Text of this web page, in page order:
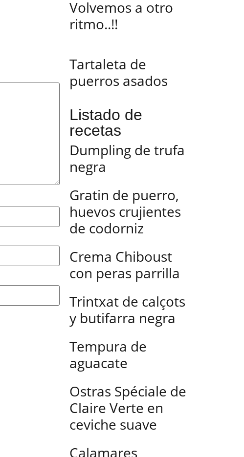
Volvemos a otro
ritmo..!!
Tartaleta de
puerros asados
Listado de
recetas
Dumpling de trufa
negra
Gratin de puerro,
huevos crujientes
de codorniz
Crema Chiboust
con peras parrilla
Trintxat de calçots
y butifarra negra
Tempura de
aguacate
Ostras Spéciale de
Claire Verte en
ceviche suave
Calamares